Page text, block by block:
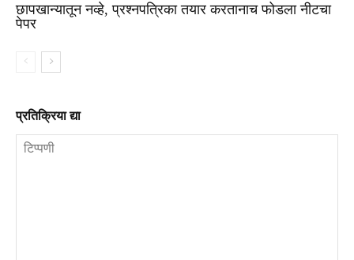
छापखान्यातून नव्हे, प्रश्नपत्रिका तयार करतानाच फोडला नीटचा
पेपर
प्रतिक्रिया द्या